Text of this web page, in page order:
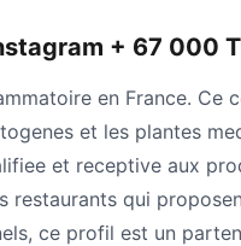
+ 67 000
en France. Ce
et les plantes
et receptive aux
restaurants qui
ce profil est un